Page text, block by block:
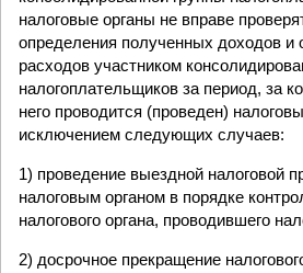
налоговые органы не вправе
определения полученных доходов и
расходов участником
налогоплательщиков за период, за
него проводится (проведен)
исключением следующих случаев:
1) проведение выездной налоговой
налоговым органом в порядке
налогового органа, проводившего
2) досрочное прекращение